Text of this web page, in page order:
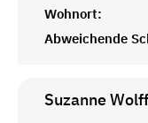
Wohnort:
Abweichende
Suzanne